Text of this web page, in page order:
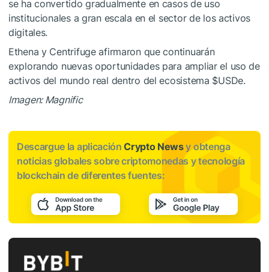
se ha convertido gradualmente en casos de uso
institucionales a gran escala en el sector de los activos
digitales.
Ethena y Centrifuge afirmaron que continuarán
explorando nuevas oportunidades para ampliar el uso de
activos del mundo real dentro del ecosistema $USDe.
Imagen: Magnific
Descargue la aplicaciónCrypto Newsy obtenga
noticias globales sobre criptomonedas y tecnología
blockchain de diferentes fuentes: